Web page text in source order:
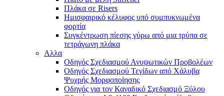
Πλάκα σε Risers
Ημισφαιρικό κέλυφος υπό συμπυκνωμένα
φορτία
Συγκέντρωση πίεσης γύρω από μια τρύπα σε
τετράγωνη πλάκα
Αλλα
Οδηγός Σχεδιασμού Ανυψωτικών Προβολέων
Οδηγός Σχεδιασμού Τεγίδων από Χάλυβα
Ψυχρής Μορφοποίησης
Οδηγός για τον Καναδικό Σχεδιασμό Ξύλου